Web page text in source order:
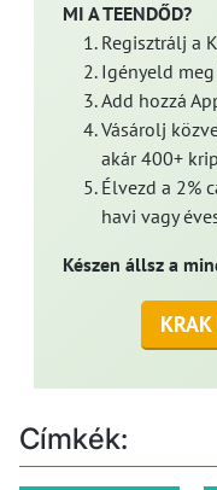
MI A TEENDŐD?
Regisztrálj a
Igényeld
Add hozzá
Vásárolj
akár 400+
Élvezd a 2%
havi vagy
Készen állsz a
Címkék: